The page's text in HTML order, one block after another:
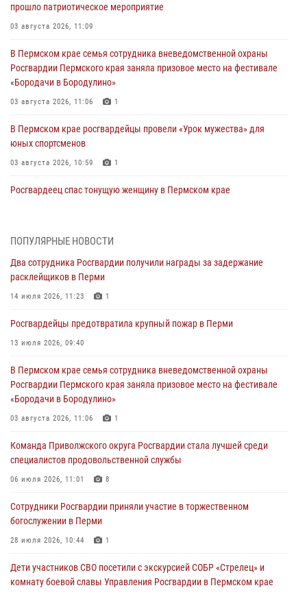
прошло патриотическое мероприятие
03 августа 2026, 11:09
В Пермском крае семья сотрудника вневедомственной охраны
Росгвардии Пермского края заняла призовое место на фестивале
«Бородачи в Бородулино»
03 августа 2026, 11:06 1
В Пермском крае росгвардейцы провели «Урок мужества» для
юных спортсменов
03 августа 2026, 10:59 1
Росгвардеец спас тонущую женщину в Пермском крае
Сотрудники Росгвардии приняли участие в торжественном
28 июля 2026, 10:44 1
Росгвардейцы оказали силовую поддержку при задержании
28 июля 2026, 06:15
ведомственной акции «Каникулы с Росгвардией»
24 июля 2026, 08:45
Юные защитники порядка: росгвардейцы провели день в клубе
24 июля 2026, 08:43
ПОПУЛЯРНЫЕ НОВОСТИ
Два сотрудника Росгвардии получили награды за задержание
расклейщиков в Перми
14 июля 2026, 11:23 1
Росгвардейцы предотвратила крупный пожар в Перми
13 июля 2026, 09:40
В Пермском крае семья сотрудника вневедомственной охраны
Росгвардии Пермского края заняла призовое место на фестивале
«Бородачи в Бородулино»
03 августа 2026, 11:06 1
Команда Приволжского округа Росгвардии стала лучшей среди
специалистов продовольственной службы
06 июля 2026, 11:01 8
Сотрудники Росгвардии приняли участие в торжественном
богослужении в Перми
28 июля 2026, 10:44 1
Дети участников СВО посетили с экскурсией СОБР «Стрелец» и
комнату боевой славы Управления Росгвардии в Пермском крае